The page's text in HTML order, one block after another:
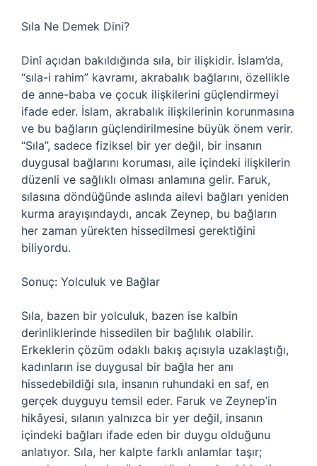
Sıla Ne Demek Dini?
Dinî açıdan bakıldığında sıla, bir ilişkidir. İslam’da,
“sıla-i rahim” kavramı, akrabalık bağlarını, özellikle
de anne-baba ve çocuk ilişkilerini güçlendirmeyi
ifade eder. İslam, akrabalık ilişkilerinin korunmasına
ve bu bağların güçlendirilmesine büyük önem verir.
“Sıla”, sadece fiziksel bir yer değil, bir insanın
duygusal bağlarını koruması, aile içindeki ilişkilerin
düzenli ve sağlıklı olması anlamına gelir. Faruk,
sılasına döndüğünde aslında ailevi bağları yeniden
kurma arayışındaydı, ancak Zeynep, bu bağların
her zaman yürekten hissedilmesi gerektiğini
biliyordu.
Sonuç: Yolculuk ve Bağlar
Sıla, bazen bir yolculuk, bazen ise kalbin
derinliklerinde hissedilen bir bağlılık olabilir.
Erkeklerin çözüm odaklı bakış açısıyla uzaklaştığı,
kadınların ise duygusal bir bağla her anı
hissedebildiği sıla, insanın ruhundaki en saf, en
gerçek duyguyu temsil eder. Faruk ve Zeynep’in
hikâyesi, sılanın yalnızca bir yer değil, insanın
içindeki bağları ifade eden bir duygu olduğunu
anlatıyor. Sıla, her kalpte farklı anlamlar taşır;